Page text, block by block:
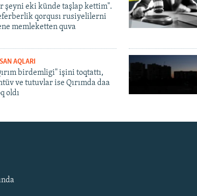
şeyni eki künde taşlap kettim".
qorqusı rusiyelilerni
memleketten quva
AQLARI
birdemligi" işini toqtattı,
ve tutuvlar ise Qırımda daa
oldı